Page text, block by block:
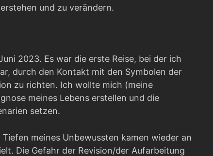
und zu verändern.
2023. Es war die erste Reise, bei der ich
durch den Kontakt mit den Symbolen der
zu richten. Ich wollte mich (meine
meines Lebens erstellen und die
setzen.
meines Unbewussten kamen wieder an
Die Gefahr der Revision/der Aufarbeitung